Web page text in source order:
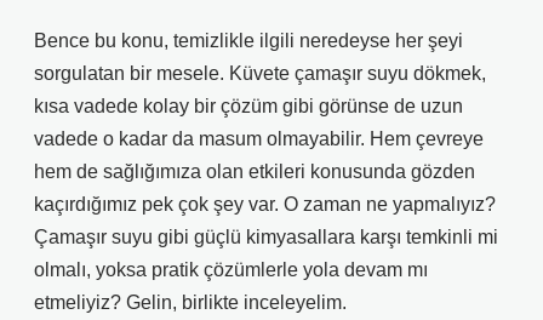
Bence bu konu, temizlikle ilgili neredeyse her şeyi
sorgulatan bir mesele. Küvete çamaşır suyu dökmek,
kısa vadede kolay bir çözüm gibi görünse de uzun
vadede o kadar da masum olmayabilir. Hem çevreye
hem de sağlığımıza olan etkileri konusunda gözden
kaçırdığımız pek çok şey var. O zaman ne yapmalıyız?
Çamaşır suyu gibi güçlü kimyasallara karşı temkinli mi
olmalı, yoksa pratik çözümlerle yola devam mı
etmeliyiz? Gelin, birlikte inceleyelim.